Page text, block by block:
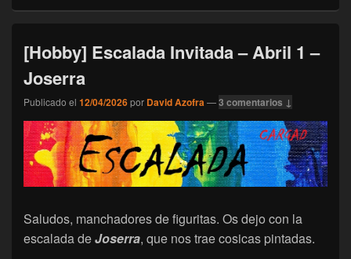
[Hobby] Escalada Invitada – Abril 1 –
Joserra
Publicado el 12/04/2026por David Azofra—3 comentarios ↓
Saludos, manchadores de figuritas. Os dejo con la
escalada deJoserra, que nos trae cosicas pintadas.